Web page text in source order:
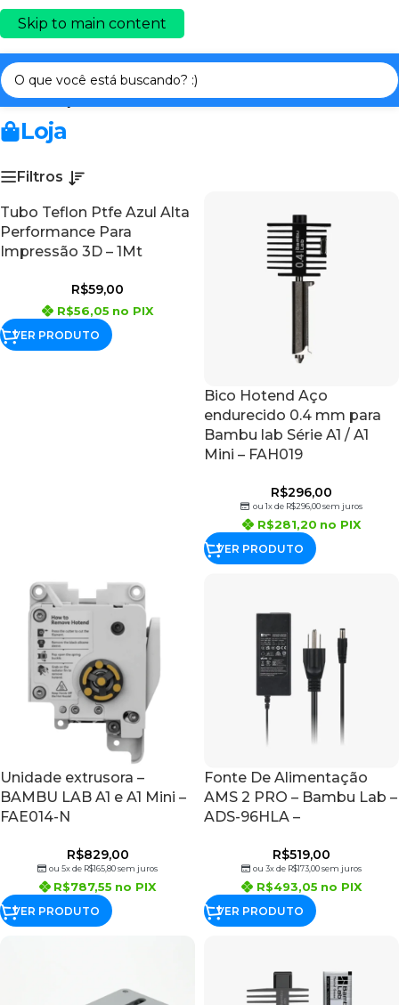
Skip to main content
Início/PEÇAS E ACESSÓRIOS/BAMBU LAB
Loja
Filtros
Tubo Teflon Ptfe Azul Alta
Performance Para
Impressão 3D – 1Mt
R$59,00
R$56,05 no PIX
VER PRODUTO
Bico Hotend Aço
endurecido 0.4 mm para
Bambu lab Série A1 / A1
Mini – FAH019
R$296,00
ou 1x de R$296,00sem juros
R$281,20 no PIX
VER PRODUTO
Unidade extrusora –
BAMBU LAB A1 e A1 Mini –
FAE014-N
R$829,00
ou 5x de R$165,80sem juros
R$787,55 no PIX
VER PRODUTO
Fonte De Alimentação
AMS 2 PRO – Bambu Lab –
ADS-96HLA –
R$519,00
ou 3x de R$173,00sem juros
R$493,05 no PIX
VER PRODUTO